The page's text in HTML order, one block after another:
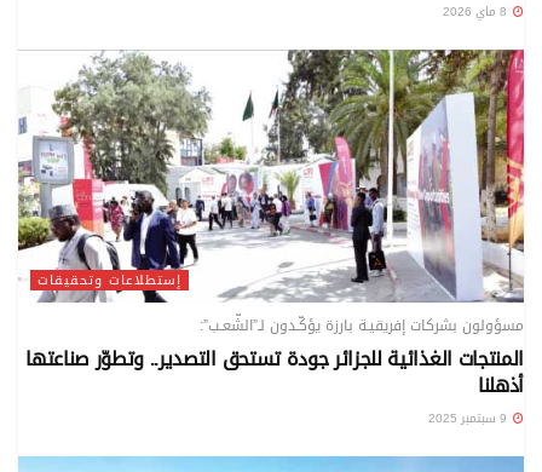
إستطلاعات وتحقيقات
مسؤولون بشركات إفريقيـة بارزة يؤكّـدون لـ”الشّعـب”:
المنتجات الغذائية للجزائر جودة تستحق التصدير.. وتطوّر صناعتها
أذهلنا